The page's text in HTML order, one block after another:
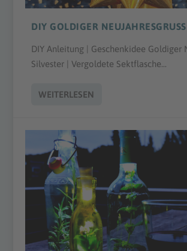
DIY GOLDIGER NEUJAHRESGRUSS
DIY Anleitung | Geschenkidee Goldiger
Silvester | Vergoldete Sektflasche...
WEITERLESEN